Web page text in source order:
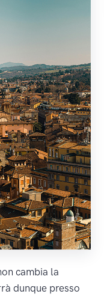
cambia la
dunque presso